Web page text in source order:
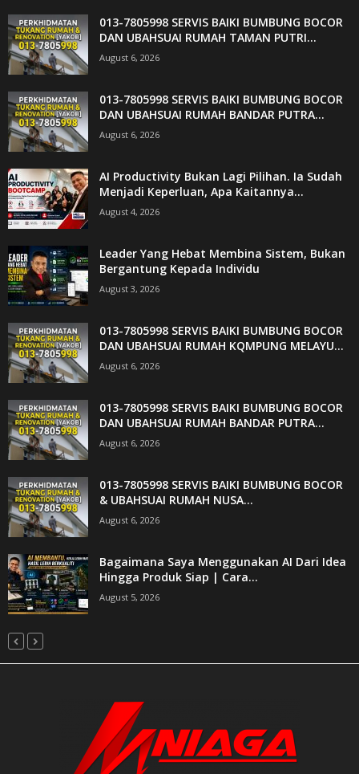
013-7805998 SERVIS BAIKI BUMBUNG BOCOR
DAN UBAHSUAI RUMAH TAMAN PUTRI...
August 6, 2026
013-7805998 SERVIS BAIKI BUMBUNG BOCOR
DAN UBAHSUAI RUMAH BANDAR PUTRA...
August 6, 2026
AI Productivity Bukan Lagi Pilihan. Ia Sudah
Menjadi Keperluan, Apa Kaitannya...
August 4, 2026
Leader Yang Hebat Membina Sistem, Bukan
Bergantung Kepada Individu
August 3, 2026
013-7805998 SERVIS BAIKI BUMBUNG BOCOR
DAN UBAHSUAI RUMAH KQMPUNG MELAYU...
August 6, 2026
013-7805998 SERVIS BAIKI BUMBUNG BOCOR
DAN UBAHSUAI RUMAH BANDAR PUTRA...
August 6, 2026
013-7805998 SERVIS BAIKI BUMBUNG BOCOR
& UBAHSUAI RUMAH NUSA...
August 6, 2026
Bagaimana Saya Menggunakan AI Dari Idea
Hingga Produk Siap | Cara...
August 5, 2026